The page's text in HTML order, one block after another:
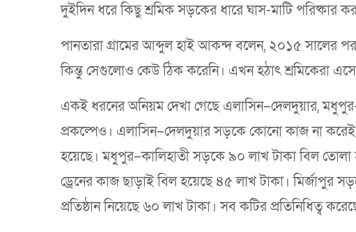
দুইদিন ধরে কিছু শ্রমিক সড়কের ধারে ঘাস-মাটি পরিষ্কার
পানতারা গ্রামের আব্দুল হাই আকন্দ বলেন, ২০১৫ সালের
কিন্তু সেগুলোও কেউ ঠিক করেনি। এখন হঠাৎ শ্রমিকেরা
একই ধরনের অনিয়ম দেখা গেছে এলাসিন–দেলদুয়ার,
প্রকল্পেও। এলাসিন–দেলদুয়ার সড়কে কোনো কাজ না করেই
হয়েছে। মধুপুর–কালিহাতী সড়কে ৯০ লাখ টাকা বিল
ড্রেনের কাজ ছাড়াই বিল হয়েছে ৪৫ লাখ টাকা। মির্জাপুর
প্রতিষ্ঠান নিয়েছে ৬০ লাখ টাকা। সব কটির প্রতিনিধিত্ব